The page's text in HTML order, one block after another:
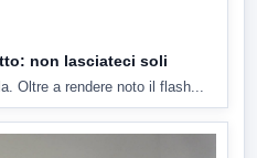
non lasciateci soli
Oltre a rendere noto il flash...